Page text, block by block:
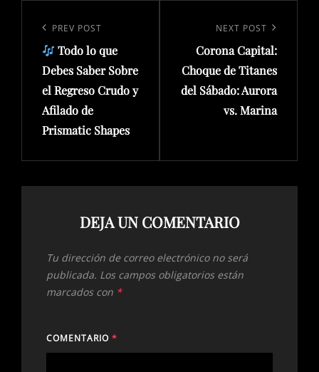
entradas
Previous
Post
PREV POST
Todo lo que
Debes Saber Sobre
el Regreso Crudo y
Afilado de
Prismatic Shapes
Post
NEXT POST
Corona Capital:
Choque de Titanes
del Sábado: Aurora
vs. Marina
DEJA UN COMENTARIO
Tu dirección de correo electrónico no será
publicada. Los campos obligatorios están
marcados con *
COMENTARIO *